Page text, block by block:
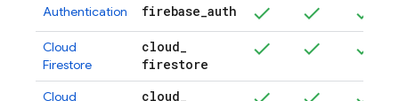
Authentication firebase_auth
Cloud
Firestore
cloud_
firestore
Cloud
cloud_